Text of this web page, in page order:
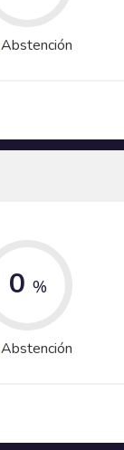
Abstención
0 %
Abstención